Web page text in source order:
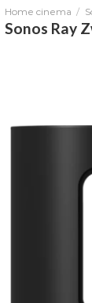
Home cinema /
Sonos Ray